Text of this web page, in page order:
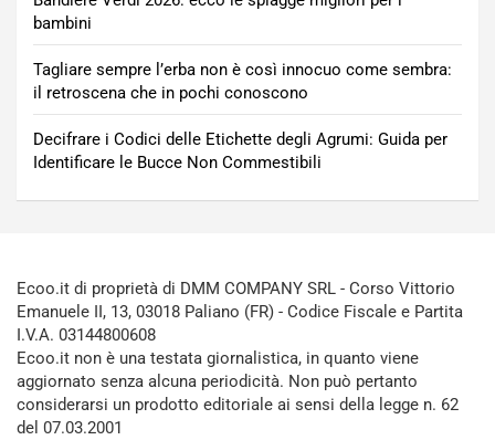
bambini
Tagliare sempre l’erba non è così innocuo come sembra:
il retroscena che in pochi conoscono
Decifrare i Codici delle Etichette degli Agrumi: Guida per
Identificare le Bucce Non Commestibili
Ecoo.it di proprietà di DMM COMPANY SRL - Corso Vittorio
Emanuele II, 13, 03018 Paliano (FR) - Codice Fiscale e Partita
I.V.A. 03144800608
Ecoo.it non è una testata giornalistica, in quanto viene
aggiornato senza alcuna periodicità. Non può pertanto
considerarsi un prodotto editoriale ai sensi della legge n. 62
del 07.03.2001